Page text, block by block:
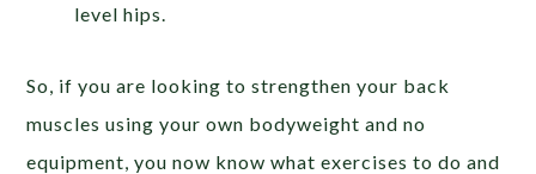
level hips.
So, if you are looking to strengthen your back
muscles using your own bodyweight and no
equipment, you now know what exercises to do and